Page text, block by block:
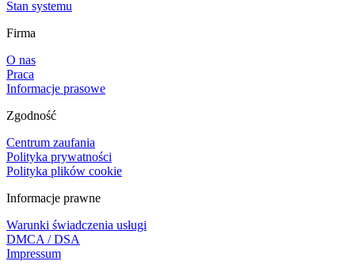
Stan systemu
Firma
O nas
Praca
Informacje prasowe
Zgodność
Centrum zaufania
Polityka prywatności
Polityka plików cookie
Informacje prawne
Warunki świadczenia usługi
DMCA / DSA
Impressum